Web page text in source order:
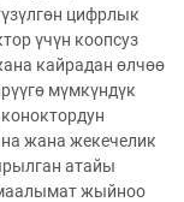
цифрлык
үчүн коопсуз
кайрадан өлчөө
мүмкүндүк
жана жекечелик
атайы
жыйноо